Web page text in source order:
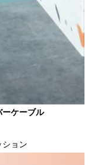
ーケーブル
ョン